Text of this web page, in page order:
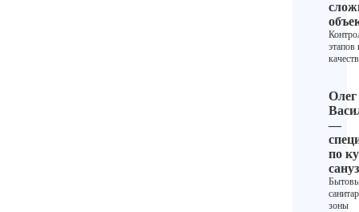
этапов
Олег
—
по
зоны